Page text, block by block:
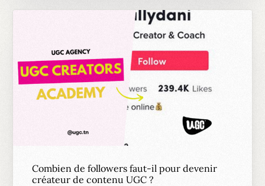
Combien de followers faut-il pour devenir
créateur de contenu UGC ?